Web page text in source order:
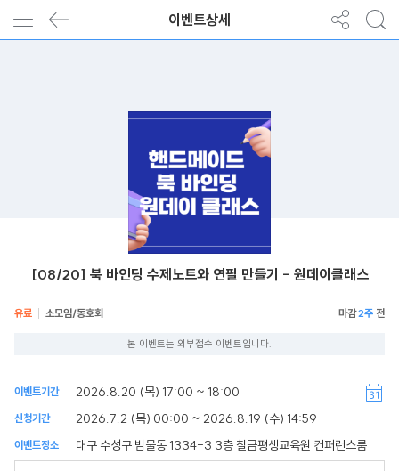
이벤트상세
[08/20] 북 바인딩 수제노트와 연필 만들기 - 원데이클래스
유료 소모임/동호회 2주
본 이벤트는 외부접수 이벤트입니다.
이벤트기간 2026.8.20 (목) 17:00 ~ 18:00
신청기간 2026.7.2 (목) 00:00 ~ 2026.8.19 (수) 14:59
이벤트장소 대구 수성구 범물동 1334-3 3층 칠금평생교육원 컨퍼런스룸